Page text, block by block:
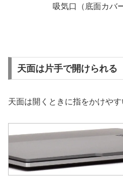
吸気口（底面カバ
天面は片手で開けられる
天面は開くときに指をかけやす